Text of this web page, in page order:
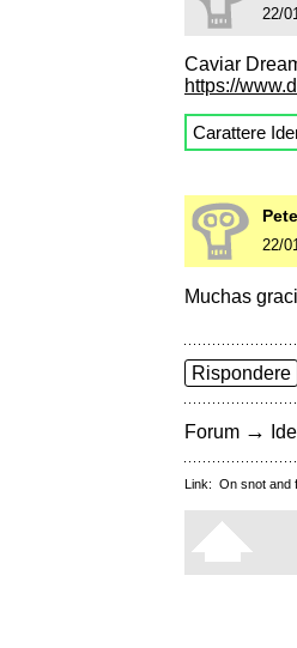
22/
Caviar
https://
Carattere
22/
Muchas
Rispondere
Forum →
Link: On snot and